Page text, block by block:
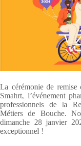
La cérémonie de
Smahrt, l’événement
professionnels de la
Métiers de Bouche.
dimanche 28 janvier
exceptionnel !